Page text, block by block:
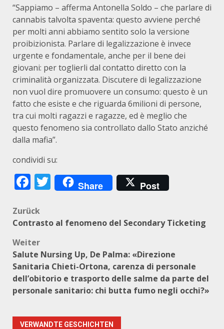
“Sappiamo – afferma Antonella Soldo – che parlare di
cannabis talvolta spaventa: questo avviene perché
per molti anni abbiamo sentito solo la versione
proibizionista. Parlare di legalizzazione è invece
urgente e fondamentale, anche per il bene dei
giovani: per toglierli dal contatto diretto con la
criminalità organizzata. Discutere di legalizzazione
non vuol dire promuovere un consumo: questo è un
fatto che esiste e che riguarda 6milioni di persone,
tra cui molti ragazzi e ragazze, ed è meglio che
questo fenomeno sia controllato dallo Stato anziché
dalla mafia”.
condividi su:
Facebook
Twitter
Share Post
Beitragsnavigation
Zurück
Contrasto al fenomeno del Secondary Ticketing
Weiter
Salute Nursing Up, De Palma: «Direzione
Sanitaria Chieti-Ortona, carenza di personale
dell’obitorio e trasporto delle salme da parte del
personale sanitario: chi butta fumo negli occhi?»
VERWANDTE GESCHICHTEN